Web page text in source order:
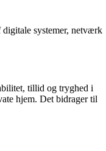
systemer, netværk
tillid og tryghed i
hjem. Det bidrager til